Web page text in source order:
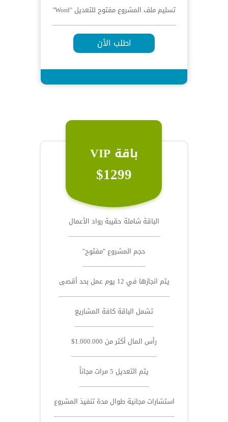
تسليم ملف المشروع مفتوح للتعديل "Word"
اطلب الأن
باقة VIP
$1299
الباقة شاملة حقيبة رواد الأعمال
حجم المشروع "مفتوح"
يتم انجازها في 12 يوم عمل بحد أقصى
تشمل الباقة كافة المشاريع
رأس المال أكثر من 1.000.000$
يتم التعديل 5 مرات مجاناً
استشارات مجانية طوال مدة تنفيذ المشروع